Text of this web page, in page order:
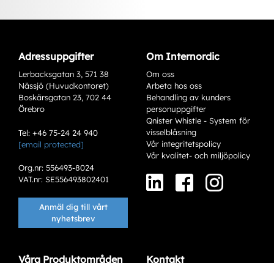
Adressuppgifter
Lerbacksgatan 3, 571 38
Nässjö (Huvudkontoret)
Boskärsgatan 23, 702 44
Örebro
Tel: +46 75-24 24 940
[email protected]
Org.nr: 556493-8024
VAT.nr: SE556493802401
Anmäl dig till vårt
nyhetsbrev
Om Internordic
Om oss
Arbeta hos oss
Behandling av kunders
personuppgifter
Qnister Whistle - System för
visselblåsning
Vår integritetspolicy
Vår kvalitet- och miljöpolicy
Våra Produktområden Kontakt